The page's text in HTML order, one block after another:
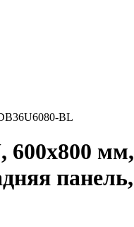
BL
600x800 мм,
панель,